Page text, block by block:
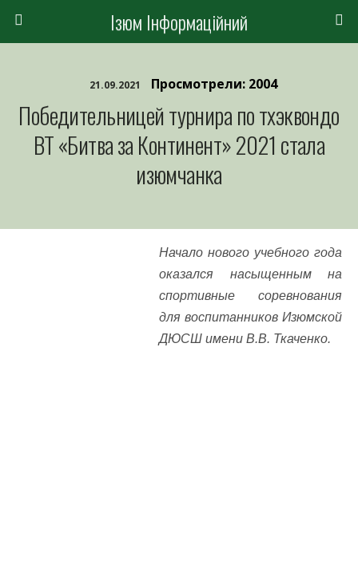
Ізюм Інформаційний
21.09.2021 Просмотрели: 2004
Победительницей турнира по тхэквондо
ВТ «Битва за Континент» 2021 стала
изюмчанка
Начало нового учебного года
оказался насыщенным на
спортивные соревнования
для воспитанников Изюмской
ДЮСШ имени В.В. Ткаченко.